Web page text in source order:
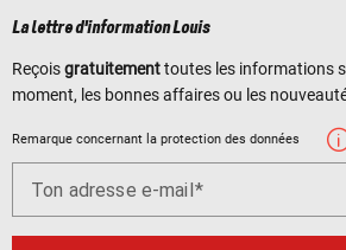
La lettre d'information Louis
Reçoisgratuitementtoutes les informations
moment, les bonnes affaires ou les
Remarque concernant la protection des données
Ton adresse e-mail